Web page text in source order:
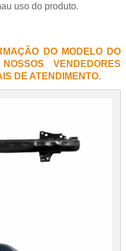
uso do produto.
DO MODELO DO
VENDEDORES
DE ATENDIMENTO.